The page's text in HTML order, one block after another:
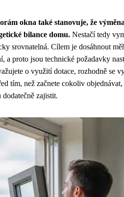
okna také stanovuje, že
bilance domu. Nestačí tedy
srovnatelná. Cílem je dosáhnout
a proto jsou technické požadavky
o využití dotace, rozhodně se
tím, než začnete cokoliv
zajistit.